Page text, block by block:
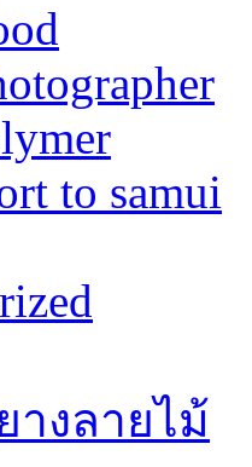
to samui
างลายไม้